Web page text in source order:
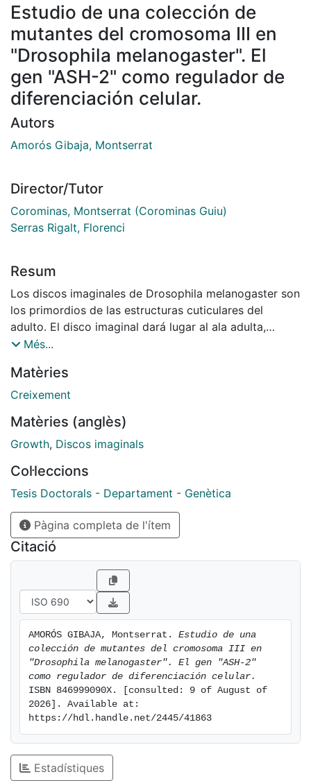
Estudio de una colección de
mutantes del cromosoma III en
"Drosophila melanogaster". El
gen "ASH-2" como regulador de
diferenciación celular.
Autors
Amorós Gibaja, Montserrat
Director/Tutor
Corominas, Montserrat (Corominas Guiu)
Serras Rigalt, Florenci
Resum
Los discos imaginales de Drosophila melanogaster son
los primordios de las estructuras cuticulares del
adulto. El disco imaginal dará lugar al ala adulta,
constituida por dos capas celulares continuas donde
estructuras del margen, las venas y las regiones de
intervena. El primer objetivo de esta tesis fue el
inserción de un elemento P-lacW en el cromosoma III
de Drosophila melanogaster con la finalidad de
morfogénesis y/o diferenciación de los discos
imaginales y estudiar su función. De un total de 2.368
líneas mutantes se estudiaron las líneas letales en larva
III/pupa y las líneas semiletales o viables. De entre
todas las líneas se seleccionó la línea I(3)112411,
constituyendo su estudio monográfico, el segundo
objetivo de este trabajo.
Més...
Matèries
Creixement
Matèries (anglès)
Growth, Discos imaginals
Col·leccions
Tesis Doctorals - Departament - Genètica
Pàgina completa de l'ítem
Citació
AMORÓS GIBAJA, Montserrat. Estudio de una
colección de mutantes del cromosoma III en
"Drosophila melanogaster". El gen "ASH-2"
como regulador de diferenciación celular.
ISBN 846999090X. [consulted: 9 of August of
2026]. Available at:
https://hdl.handle.net/2445/41863
Estadístiques